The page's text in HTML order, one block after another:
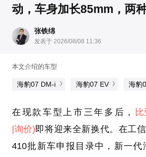
动，车身加长85mm，两
张铁绵
发表于 2026/08/08 11:36
本文介绍的车型
海豹07 DM-i 海豹07 EV 海豹
在现款车型上市三年多后，
|询价)即将迎来全新换代。在工
410批新车申报目录中，新一代